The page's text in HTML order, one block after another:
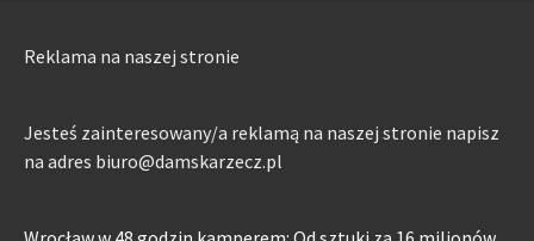
Reklama na naszej stronie
Jesteś zainteresowany/a reklamą na naszej stronie napisz
na adres biuro@damskarzecz.pl